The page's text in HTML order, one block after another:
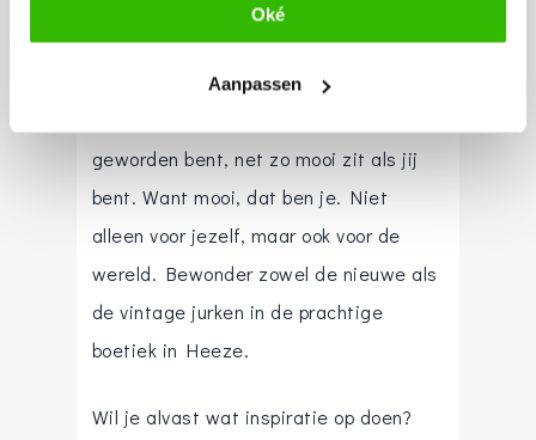
Oké
Aanpassen
je ook nog eens lief voor de wereld.
Onze gespecialiseerde coupeuse zorgt
geworden bent, net zo mooi zit als jij
bent. Want mooi, dat ben je. Niet
alleen voor jezelf, maar ook voor de
wereld. Bewonder zowel de nieuwe als
de vintage jurken in de prachtige
boetiek in Heeze.
Wil je alvast wat inspiratie op doen?